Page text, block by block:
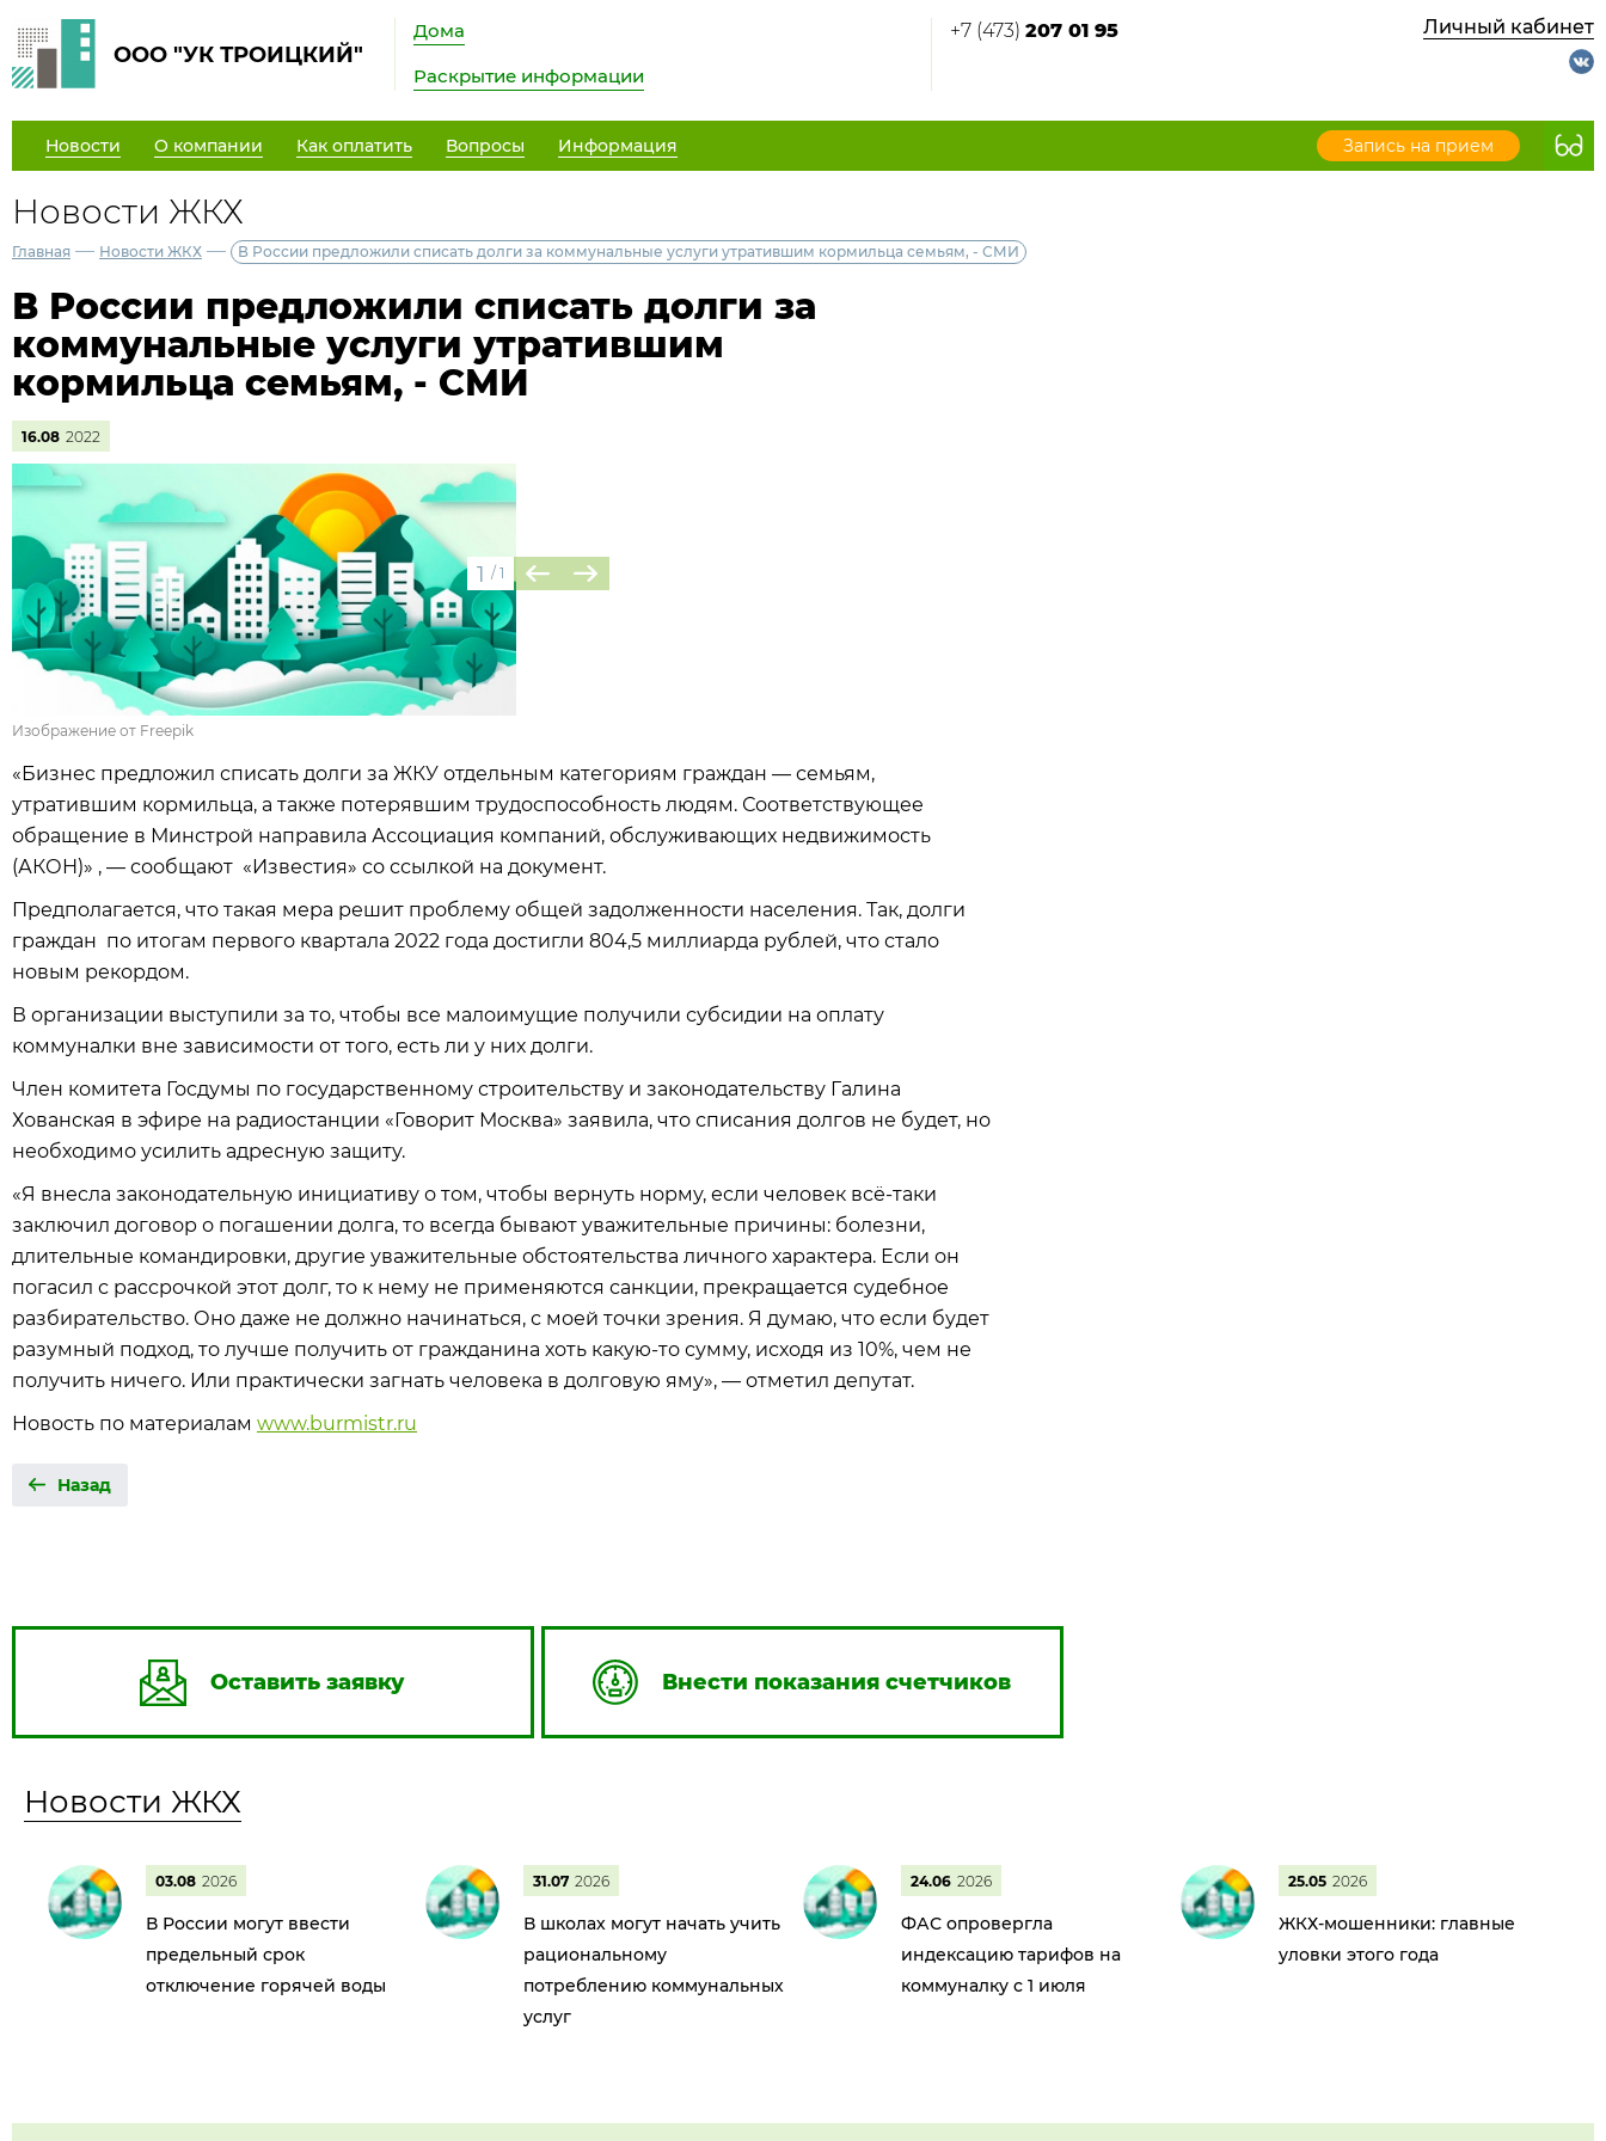
ООО "УК ТРОИЦКИЙ"
Дома
Раскрытие информации
+7 (473) 207 01 95 Личный кабинет
Новости О компании Как оплатить Вопросы Информация Запись на прием
Новости ЖКХ
Главная — Новости ЖКХ — В России предложили списать долги за коммунальные услуги утратившим кормильца семьям, - СМИ
В России предложили списать долги за
коммунальные услуги утратившим
кормильца семьям, - СМИ
16.08 2022
1 / 1
Изображение от Freepik
«Бизнес предложил списать долги за ЖКУ отдельным категориям граждан — семьям,
утратившим кормильца, а также потерявшим трудоспособность людям. Соответствующее
обращение в Минстрой направила Ассоциация компаний, обслуживающих недвижимость
(АКОН)» , — сообщают «Известия» со ссылкой на документ.
Предполагается, что такая мера решит проблему общей задолженности населения. Так, долги
граждан по итогам первого квартала 2022 года достигли 804,5 миллиарда рублей, что стало
новым рекордом.
В организации выступили за то, чтобы все малоимущие получили субсидии на оплату
коммуналки вне зависимости от того, есть ли у них долги.
Член комитета Госдумы по государственному строительству и законодательству Галина
Хованская в эфире на радиостанции «Говорит Москва» заявила, что списания долгов не будет, но
необходимо усилить адресную защиту.
«Я внесла законодательную инициативу о том, чтобы вернуть норму, если человек всё-таки
заключил договор о погашении долга, то всегда бывают уважительные причины: болезни,
длительные командировки, другие уважительные обстоятельства личного характера. Если он
погасил с рассрочкой этот долг, то к нему не применяются санкции, прекращается судебное
разбирательство. Оно даже не должно начинаться, с моей точки зрения. Я думаю, что если будет
разумный подход, то лучше получить от гражданина хоть какую-то сумму, исходя из 10%, чем не
получить ничего. Или практически загнать человека в долговую яму», — отметил депутат.
Новость по материалам www.burmistr.ru
Назад
Оставить заявку Внести показания счетчиков
Новости ЖКХ
03.08 2026
В России могут ввести
предельный срок
отключение горячей воды
31.07 2026
В школах могут начать учить
рациональному
потреблению коммунальных
услуг
24.06 2026
ФАС опровергла
индексацию тарифов на
коммуналку с 1 июля
25.05 2026
ЖКХ-мошенники: главные
уловки этого года